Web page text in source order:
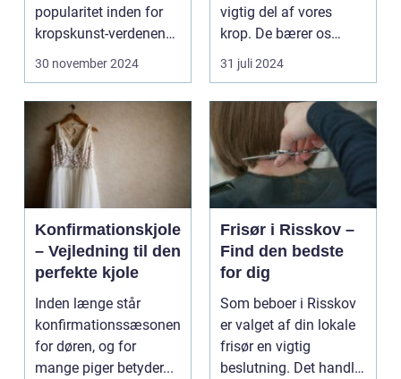
popularitet inden for
kropskunst-verdenen
de seneste år...
30 november 2024
vigtig del af vores
krop. De bærer os
gennem ...
31 juli 2024
Konfirmationskjole
– Vejledning til den
perfekte kjole
Inden længe står
konfirmationssæsonen
for døren, og for
mange piger betyder...
Frisør i Risskov –
Find den bedste
for dig
Som beboer i Risskov
er valget af din lokale
frisør en vigtig
beslutning. Det handler